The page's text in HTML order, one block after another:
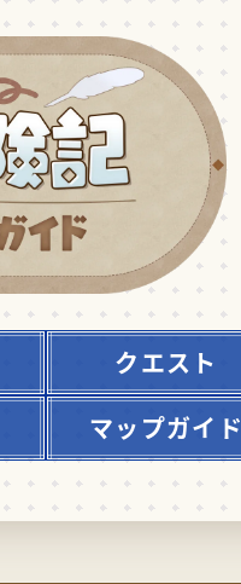
クエスト
マップガイド